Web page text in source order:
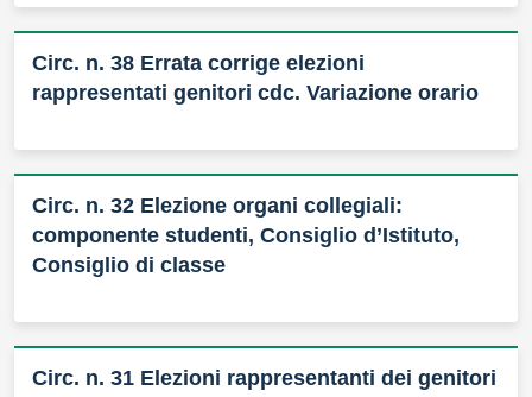
Circ. n. 38 Errata corrige elezioni
rappresentati genitori cdc. Variazione orario
Circ. n. 32 Elezione organi collegiali:
componente studenti, Consiglio d’Istituto,
Consiglio di classe
Circ. n. 31 Elezioni rappresentanti dei genitori